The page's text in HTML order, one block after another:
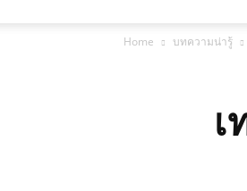
Home บทความน่ารู้